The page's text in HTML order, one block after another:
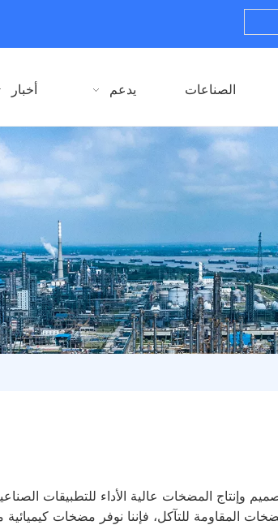
الصناعات يدعم أخبار
وإنتاج المضخات عالية الأداء للتطبيقات
للتآكل، فإننا نوفر مضخات كيميائية